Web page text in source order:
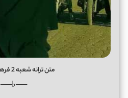
متن ترانه شعبه 2 فرهاد فرهادی
──♭──